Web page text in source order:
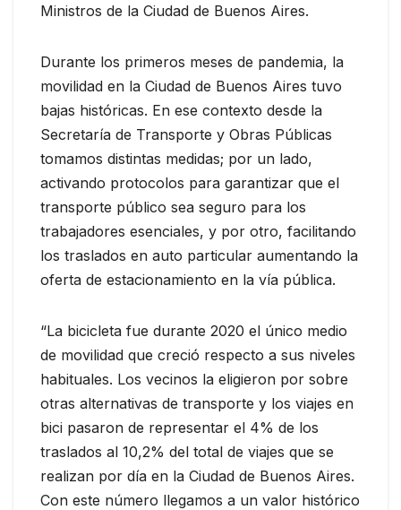
Ministros de la Ciudad de Buenos Aires.
Durante los primeros meses de pandemia, la
movilidad en la Ciudad de Buenos Aires tuvo
bajas históricas. En ese contexto desde la
Secretaría de Transporte y Obras Públicas
tomamos distintas medidas; por un lado,
activando protocolos para garantizar que el
transporte público sea seguro para los
trabajadores esenciales, y por otro, facilitando
los traslados en auto particular aumentando la
oferta de estacionamiento en la vía pública.
“La bicicleta fue durante 2020 el único medio
de movilidad que creció respecto a sus niveles
habituales. Los vecinos la eligieron por sobre
otras alternativas de transporte y los viajes en
bici pasaron de representar el 4% de los
traslados al 10,2% del total de viajes que se
realizan por día en la Ciudad de Buenos Aires.
Con este número llegamos a un valor histórico